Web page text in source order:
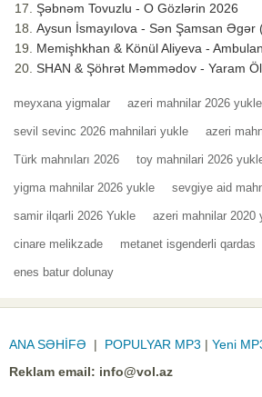
Şəbnəm Tovuzlu - O Gözlərin 2026
Aysun İsmayılova - Sən Şamsan Əgər
Memişhkhan & Könül Aliyeva -
SHAN & Şöhrət Məmmədov - Yaram
meyxana yigmalar azeri mahnilar 2026 yukle
sevil sevinc 2026 mahnilari yukle azeri
Türk mahnıları 2026 toy mahnilari 2026
yigma mahnilar 2026 yukle sevgiye aid
samir ilqarli 2026 Yukle azeri mahnilar 2020
cinare melikzade metanet isgenderli qardas
enes batur dolunay
ANA SƏHİFƏ | POPULYAR MP3 | Yeni
Reklam email: info@vol.az